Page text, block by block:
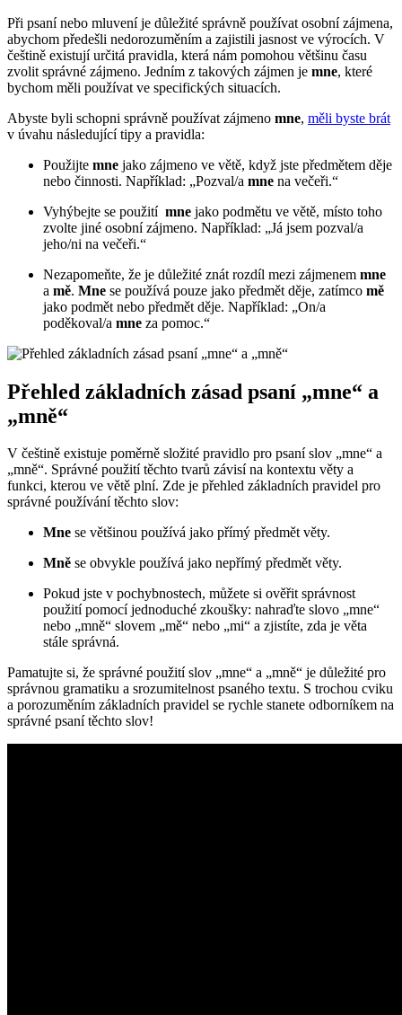
Při psaní ​nebo mluvení ‌je důležité správně používat osobní zájmena,‌
abychom předešli nedorozuměním a zajistili jasnost ve výrocích. V
češtině existují určitá pravidla, která nám pomohou většinu času
zvolit správné zájmeno. Jedním ⁢z takových zájmen je⁢ mne, které‌
bychom měli používat ve specifických⁤ situacích.
Abyste byli schopni správně používat ‍zájmeno mne, měli byste brát
v úvahu následující tipy a‌ pravidla:
Použijte mne jako zájmeno ve větě, když jste předmětem ⁤děje
nebo‍ činnosti. Například: „Pozval/a mne na večeři.“
Vyhýbejte se⁤ použití ⁢ mne jako podmětu ve větě, místo toho
zvolte jiné ‍osobní zájmeno. Například: „Já jsem pozval/a
jeho/ni na večeři.“
Nezapomeňte,‌ že je důležité​ znát rozdíl mezi zájmenem mne
a mě. Mne se používá pouze jako předmět děje, zatímco⁤ mě
jako podmět nebo předmět děje. Například: „On/a
poděkoval/a mne za pomoc.“
Přehled základních ‌zásad psaní „mne“ a
„mně“
V češtině‍ existuje poměrně složité pravidlo pro psaní slov ⁤„mne“ a
„mně“. Správné použití těchto ⁤tvarů závisí na kontextu věty‍ a
⁤funkci, kterou ve větě plní. Zde je přehled základních pravidel pro
správné používání těchto slov:
Mne se většinou používá jako přímý‌ předmět věty.
Mně se ⁤obvykle používá jako nepřímý předmět věty.
Pokud jste v pochybnostech, můžete si ověřit správnost
použití pomocí jednoduché zkoušky: nahraďte slovo‍ „mne“
nebo „mně“ slovem „mě“​ nebo „mi“ a zjistíte, zda je⁤ věta
stále správná.
Pamatujte‍ si, ‌že správné použití slov ‍„mne“ a „mně“ je‍ důležité​ pro
správnou gramatiku⁢ a srozumitelnost psaného textu.⁢ S‍ trochou cviku
a porozuměním​ základních ⁣pravidel se rychle stanete odborníkem na⁤
správné psaní těchto slov!